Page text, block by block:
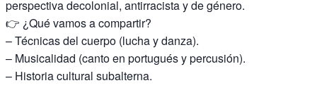
perspectiva decolonial, antirracista y de género.
👉 ¿Qué vamos a compartir?
– Técnicas del cuerpo (lucha y danza).
– Musicalidad (canto en portugués y percusión).
– Historia cultural subalterna.